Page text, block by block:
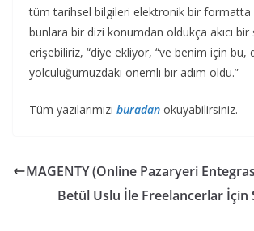
tüm tarihsel bilgileri elektronik bir formatta
bunlara bir dizi konumdan oldukça akıcı bir
erişebiliriz, “diye ekliyor, “ve benim için bu,
yolculuğumuzdaki önemli bir adım oldu.”
Tüm yazılarımızı buradan okuyabilirsiniz.
MAGENTY (Online Pazaryeri
Betül Uslu İle Freelancerlar İçin